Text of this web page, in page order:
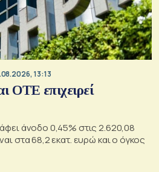
13:13
επιχειρεί
άνοδο 0,45% στις 2.620,08
στα 68,2 εκατ. ευρώ και ο όγκος